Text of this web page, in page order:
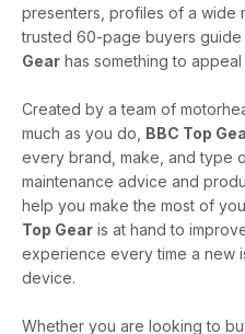
presenters, profiles of a wide
trusted 60-page buyers guide
Gear has something to
Created by a team of
much as you do, BBC Top
every brand, make, and type
maintenance advice and
help you make the most of
Top Gear is at hand to
experience every time a new
device.
Whether you are looking to